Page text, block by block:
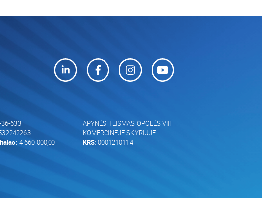
633
4 660 000,00
APYNĖS TEISMAS OPOLĖS VIII
KOMERCINĖJE SKYRIUJE
KRS: 0001210114